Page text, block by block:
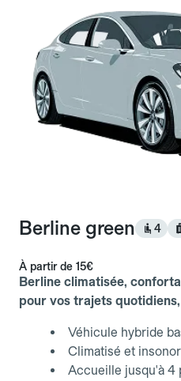
Berline green 4
À partir de 15€
Berline climatisée,
pour vos trajets
Véhicule hybride
Climatisé et
Accueille jusqu'à 4